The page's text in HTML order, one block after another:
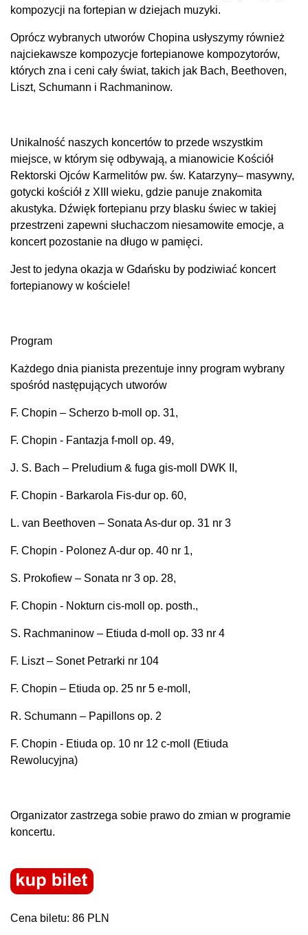
kompozycji na fortepian w dziejach muzyki.
Oprócz wybranych utworów Chopina usłyszymy również
najciekawsze kompozycje fortepianowe kompozytorów,
których zna i ceni cały świat, takich jak Bach, Beethoven,
Liszt, Schumann i Rachmaninow.
Unikalność naszych koncertów to przede wszystkim
miejsce, w którym się odbywają, a mianowicie Kościół
Rektorski Ojców Karmelitów pw. św. Katarzyny– masywny,
gotycki kościół z XIII wieku, gdzie panuje znakomita
akustyka. Dźwięk fortepianu przy blasku świec w takiej
przestrzeni zapewni słuchaczom niesamowite emocje, a
koncert pozostanie na długo w pamięci.
Jest to jedyna okazja w Gdańsku by podziwiać koncert
fortepianowy w kościele!
Program
Każdego dnia pianista prezentuje inny program wybrany
spośród następujących utworów
F. Chopin – Scherzo b-moll op. 31,
F. Chopin - Fantazja f-moll op. 49,
J. S. Bach – Preludium & fuga gis-moll DWK II,
F. Chopin - Barkarola Fis-dur op. 60,
L. van Beethoven – Sonata As-dur op. 31 nr 3
F. Chopin - Polonez A-dur op. 40 nr 1,
S. Prokofiew – Sonata nr 3 op. 28,
F. Chopin - Nokturn cis-moll op. posth.,
S. Rachmaninow – Etiuda d-moll op. 33 nr 4
F. Liszt – Sonet Petrarki nr 104
F. Chopin – Etiuda op. 25 nr 5 e-moll,
R. Schumann – Papillons op. 2
F. Chopin - Etiuda op. 10 nr 12 c-moll (Etiuda
Rewolucyjna)
Organizator zastrzega sobie prawo do zmian w programie
koncertu.
Cena biletu: 86 PLN